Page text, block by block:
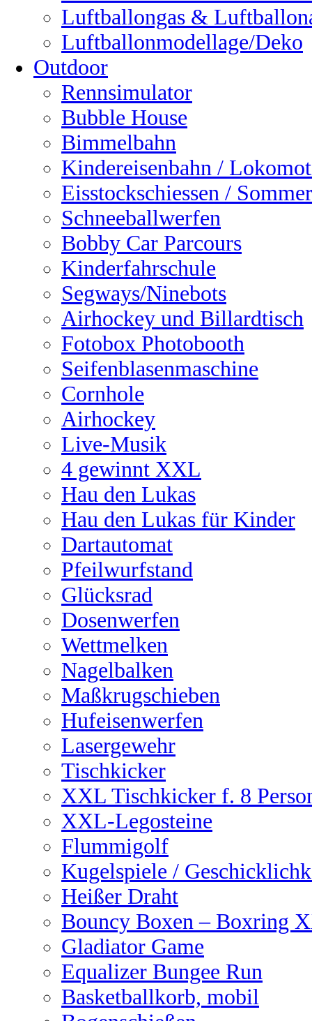
Luftballongas &
Luftballonmodellage/Deko
Outdoor
Rennsimulator
Bubble House
Bimmelbahn
Kindereisenbahn /
Eisstockschiessen /
Schneeballwerfen
Bobby Car Parcours
Kinderfahrschule
Segways/Ninebots
Airhockey und Billardtisch
Fotobox Photobooth
Seifenblasenmaschine
Cornhole
Airhockey
Live-Musik
4 gewinnt XXL
Hau den Lukas
Hau den Lukas für Kinder
Dartautomat
Pfeilwurfstand
Glücksrad
Dosenwerfen
Wettmelken
Nagelbalken
Maßkrugschieben
Hufeisenwerfen
Lasergewehr
Tischkicker
XXL Tischkicker f. 8
XXL-Legosteine
Flummigolf
Kugelspiele /
Heißer Draht
Bouncy Boxen – Boxring
Gladiator Game
Equalizer Bungee Run
Basketballkorb, mobil